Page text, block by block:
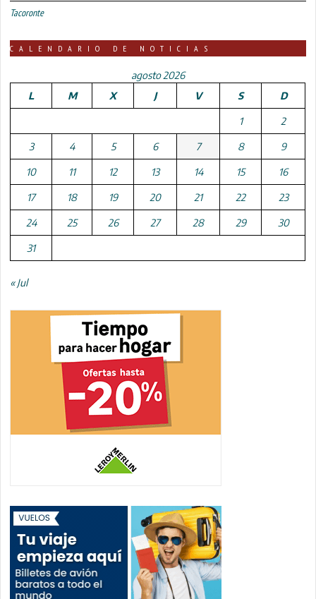
Tacoronte
CALENDARIO DE NOTICIAS
agosto 2026
L
M X J V S D
1 2
3 4 5 6 7 8 9
10 11 12 13 14 15 16
17 18 19 20 21 22 23
24 25 26 27 28 29 30
31
« Jul